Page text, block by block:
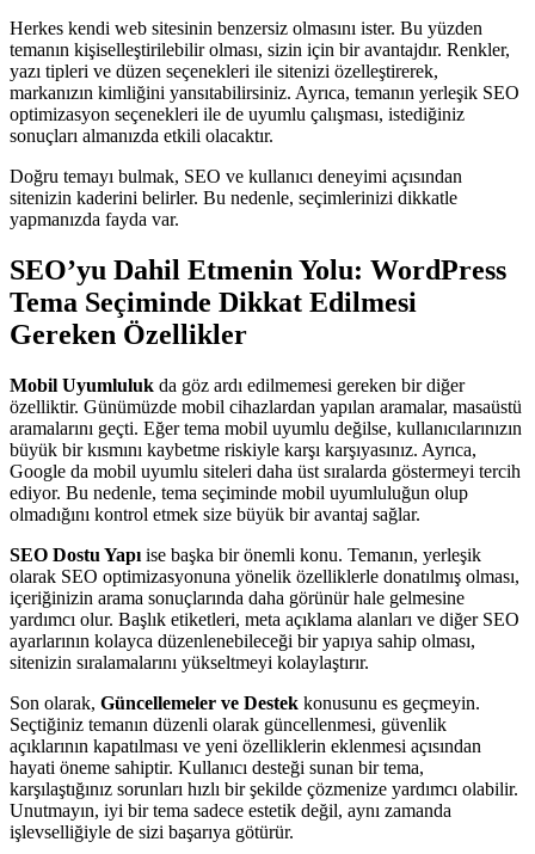
Herkes kendi web sitesinin benzersiz olmasını ister. Bu yüzden
temanın kişiselleştirilebilir olması, sizin için bir avantajdır. Renkler,
yazı tipleri ve düzen seçenekleri ile sitenizi özelleştirerek,
markanızın kimliğini yansıtabilirsiniz. Ayrıca, temanın yerleşik SEO
optimizasyon seçenekleri ile de uyumlu çalışması, istediğiniz
sonuçları almanızda etkili olacaktır.
Doğru temayı bulmak, SEO ve kullanıcı deneyimi açısından
sitenizin kaderini belirler. Bu nedenle, seçimlerinizi dikkatle
yapmanızda fayda var.
SEO’yu Dahil Etmenin Yolu: WordPress
Tema Seçiminde Dikkat Edilmesi
Gereken Özellikler
Mobil Uyumluluk da göz ardı edilmemesi gereken bir diğer
özelliktir. Günümüzde mobil cihazlardan yapılan aramalar, masaüstü
aramalarını geçti. Eğer tema mobil uyumlu değilse, kullanıcılarınızın
büyük bir kısmını kaybetme riskiyle karşı karşıyasınız. Ayrıca,
Google da mobil uyumlu siteleri daha üst sıralarda göstermeyi tercih
ediyor. Bu nedenle, tema seçiminde mobil uyumluluğun olup
olmadığını kontrol etmek size büyük bir avantaj sağlar.
SEO Dostu Yapı ise başka bir önemli konu. Temanın, yerleşik
olarak SEO optimizasyonuna yönelik özelliklerle donatılmış olması,
içeriğinizin arama sonuçlarında daha görünür hale gelmesine
yardımcı olur. Başlık etiketleri, meta açıklama alanları ve diğer SEO
ayarlarının kolayca düzenlenebileceği bir yapıya sahip olması,
sitenizin sıralamalarını yükseltmeyi kolaylaştırır.
Son olarak, Güncellemeler ve Destek konusunu es geçmeyin.
Seçtiğiniz temanın düzenli olarak güncellenmesi, güvenlik
açıklarının kapatılması ve yeni özelliklerin eklenmesi açısından
hayati öneme sahiptir. Kullanıcı desteği sunan bir tema,
karşılaştığınız sorunları hızlı bir şekilde çözmenize yardımcı olabilir.
Unutmayın, iyi bir tema sadece estetik değil, aynı zamanda
işlevselliğiyle de sizi başarıya götürür.